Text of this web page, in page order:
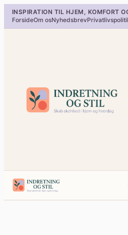
Spring
INSPIRATION TIL HJEM, KOMFORT
ForsideOm osNyhedsbrev